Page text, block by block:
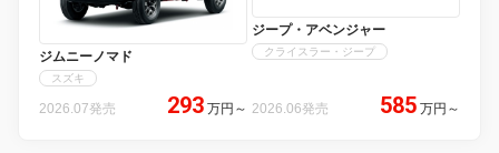
ジムニーノマド
スズキ
2026.07発売 293 万円 ～
ジープ・アベンジャー
クライスラー・ジープ
2026.06発売 585 万円 ～